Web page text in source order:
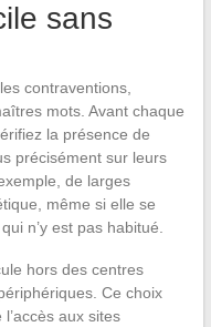
sans
contraventions,
mots. Avant chaque
la présence de
précisément sur leurs
de larges
même si elle se
n’y est pas habitué.
hors des centres
Ce choix
aux sites